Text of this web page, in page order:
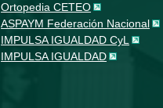
Ortopedia CETEO
ASPAYM Federación Nacional
IMPULSA IGUALDAD CyL
IMPULSA IGUALDAD